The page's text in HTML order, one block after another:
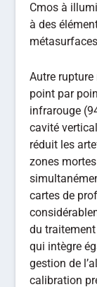
Cmos à
à des
Autre
point par
infrarouge
cavité
réduit les
zones
cartes de
du
qui intègre
gestion de
calibration